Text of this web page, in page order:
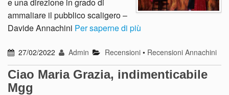
e una direzione in grado di
ammaliare il pubblico scaligero –
Davide Annachini Per saperne di più
27/02/2022 Admin Recensioni• Recensioni Annachini
Ciao Maria Grazia, indimenticabile
Mgg